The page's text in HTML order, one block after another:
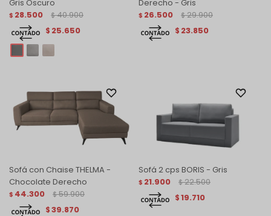
Gris Oscuro
$ 28.500 $ 40.900
$ 25.650
Derecho - Gris
$ 26.500 $ 29.900
$ 23.850
Sofá con Chaise THELMA -
Chocolate Derecho
$ 44.300 $ 59.900
$39.870
Sofá 2 cps BORIS - Gris
$ 21.900 $ 22.500
$19.710